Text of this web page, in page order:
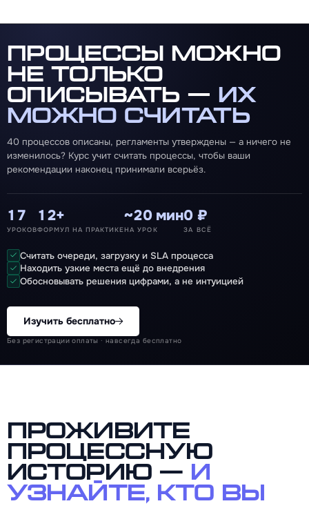
Процессы можно
не только
описывать —
их
можно считать
40 процессов описаны, регламенты утверждены — а ничего не
изменилось? Курс учит считать процессы, чтобы ваши
рекомендации наконец принимали всерьёз.
17
УРОКОВ
12+
ФОРМУЛ НА ПРАКТИКЕ
~20 мин
НА УРОК
0 ₽
ЗА ВСЁ
Считать очереди, загрузку и SLA процесса
Находить узкие места ещё до внедрения
Обосновывать решения цифрами, а не интуицией
Изучить бесплатно
Без регистрации оплаты · навсегда бесплатно
Проживите
процессную
историю —
и
узнайте, кто вы